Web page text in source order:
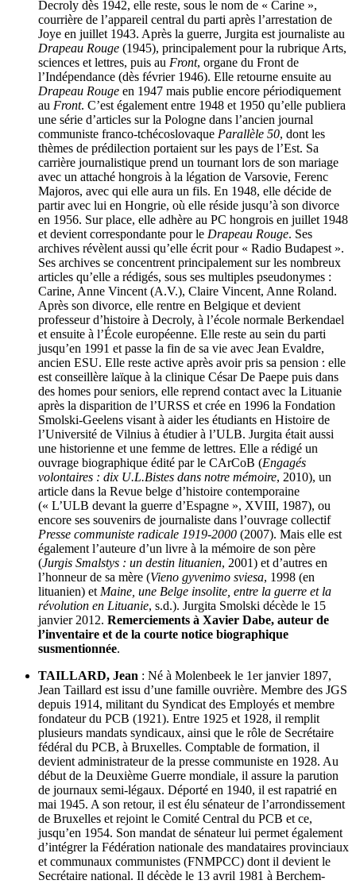
Decroly dès 1942, elle reste, sous le nom de « Carine »,
courrière de l’appareil central du parti après l’arrestation de
Joye en juillet 1943. Après la guerre, Jurgita est journaliste au
Drapeau Rouge (1945), principalement pour la rubrique Arts,
sciences et lettres, puis au Front, organe du Front de
l’Indépendance (dès février 1946). Elle retourne ensuite au
Drapeau Rouge en 1947 mais publie encore périodiquement
au Front. C’est également entre 1948 et 1950 qu’elle publiera
une série d’articles sur la Pologne dans l’ancien journal
communiste franco-tchécoslovaque Parallèle 50, dont les
thèmes de prédilection portaient sur les pays de l’Est. Sa
carrière journalistique prend un tournant lors de son mariage
avec un attaché hongrois à la légation de Varsovie, Ferenc
Majoros, avec qui elle aura un fils. En 1948, elle décide de
partir avec lui en Hongrie, où elle réside jusqu’à son divorce
en 1956. Sur place, elle adhère au PC hongrois en juillet 1948
et devient correspondante pour le Drapeau Rouge. Ses
archives révèlent aussi qu’elle écrit pour « Radio Budapest ».
Ses archives se concentrent principalement sur les nombreux
articles qu’elle a rédigés, sous ses multiples pseudonymes :
Carine, Anne Vincent (A.V.), Claire Vincent, Anne Roland.
Après son divorce, elle rentre en Belgique et devient
professeur d’histoire à Decroly, à l’école normale Berkendael
et ensuite à l’École européenne. Elle reste au sein du parti
jusqu’en 1991 et passe la fin de sa vie avec Jean Evaldre,
ancien ESU. Elle reste active après avoir pris sa pension : elle
est conseillère laïque à la clinique César De Paepe puis dans
des homes pour seniors, elle reprend contact avec la Lituanie
après la disparition de l’URSS et crée en 1996 la Fondation
Smolski-Geelens visant à aider les étudiants en Histoire de
l’Université de Vilnius à étudier à l’ULB. Jurgita était aussi
une historienne et une femme de lettres. Elle a rédigé un
ouvrage biographique édité par le CArCoB (Engagés
volontaires : dix U.L.Bistes dans notre mémoire, 2010), un
article dans la Revue belge d’histoire contemporaine
(« L’ULB devant la guerre d’Espagne », XVIII, 1987), ou
encore ses souvenirs de journaliste dans l’ouvrage collectif
Presse communiste radicale 1919-2000 (2007). Mais elle est
également l’auteure d’un livre à la mémoire de son père
(Jurgis Smalstys : un destin lituanien, 2001) et d’autres en
l’honneur de sa mère (Vieno gyvenimo sviesa, 1998 (en
lituanien) et Maine, une Belge insolite, entre la guerre et la
révolution en Lituanie, s.d.). Jurgita Smolski décède le 15
janvier 2012. Remerciements à Xavier Dabe, auteur de
l’inventaire et de la courte notice biographique
susmentionnée.
TAILLARD, Jean : Né à Molenbeek le 1er janvier 1897,
Jean Taillard est issu d’une famille ouvrière. Membre des JGS
depuis 1914, militant du Syndicat des Employés et membre
fondateur du PCB (1921). Entre 1925 et 1928, il remplit
plusieurs mandats syndicaux, ainsi que le rôle de Secrétaire
fédéral du PCB, à Bruxelles. Comptable de formation, il
devient administrateur de la presse communiste en 1928. Au
début de la Deuxième Guerre mondiale, il assure la parution
de journaux semi-légaux. Déporté en 1940, il est rapatrié en
mai 1945. A son retour, il est élu sénateur de l’arrondissement
de Bruxelles et rejoint le Comité Central du PCB et ce,
jusqu’en 1954. Son mandat de sénateur lui permet également
d’intégrer la Fédération nationale des mandataires provinciaux
et communaux communistes (FNMPCC) dont il devient le
Secrétaire national. Il décède le 13 avril 1981 à Berchem-